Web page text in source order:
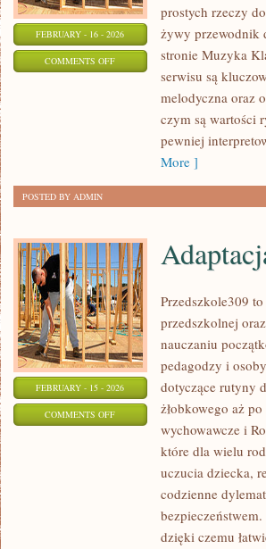
FEBRUARY - 16 - 2026
COMMENTS OFFON
prostych rzeczy
żywy przewodnik
stronie Muzyka
serwisu są
melodyczna oraz
czym są wartości
pewniej
More ]
POSTED BY ADMIN
FEBRUARY - 15 - 2026
COMMENTS OFFON
ADAPTACJA
Przedszkole309
przedszkolnej
nauczaniu
pedagodzy i
dotyczące rutyny
żłobkowego aż
wychowawcze i
które dla wielu
uczucia dziecka,
codzienne
dzięki czemu